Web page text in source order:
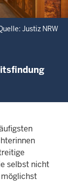
Justiz NRW
selbst nicht